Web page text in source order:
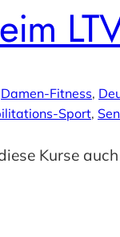
Damen-Fitness,
Sport,
Kurse